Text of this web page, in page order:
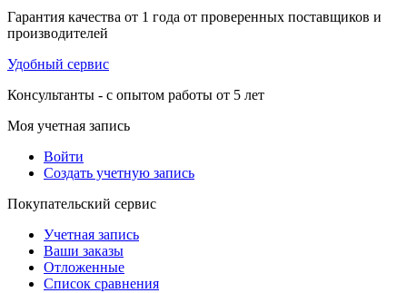
Гарантия качества от 1 года от проверенных поставщиков и
производителей
Удобный сервис
Консультанты - с опытом работы от 5 лет
Моя учетная запись
Войти
Создать учетную запись
Покупательский сервис
Учетная запись
Ваши заказы
Отложенные
Список сравнения